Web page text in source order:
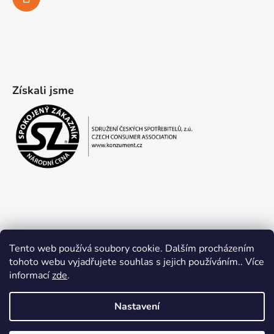
Tento web používá soubory cookie. Dalším procházením
tohoto webu vyjadřujete souhlas s jejich používáním.. Více
informacízde.
Nastavení
Získali jsme
Obchodní podmínky Ochrana osobních údajů